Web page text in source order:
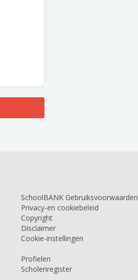
SchoolBANK Gebruiksvoorwaarden
Privacy-en cookiebeleid
Copyright
Disclaimer
Cookie-instellingen
Profielen
Scholenregister